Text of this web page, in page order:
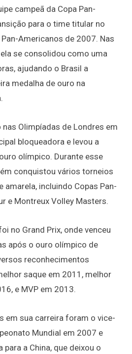
campeã da Copa Pan-
para o time titular no
Americanos de 2007. Nas
se consolidou como uma
ajudando o Brasil a
medalha de ouro na
nas Olimpíadas de Londres em
bloqueadora e levou a
olímpico. Durante esse
conquistou vários torneios
amarela, incluindo Copas Pan-
e Montreux Volley Masters.
no Grand Prix, onde venceu
após o ouro olímpico de
reconhecimentos
saque em 2011, melhor
e MVP em 2013.
em sua carreira foram o vice-
Mundial em 2007 e
a China, que deixou o